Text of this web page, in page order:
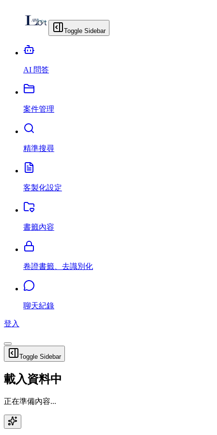
Toggle Sidebar
AI 問答
案件管理
精準搜尋
客製化設定
書籤內容
卷證書籤、去識別化
聊天紀錄
登入
Toggle Sidebar
載入資料中
正在準備內容...